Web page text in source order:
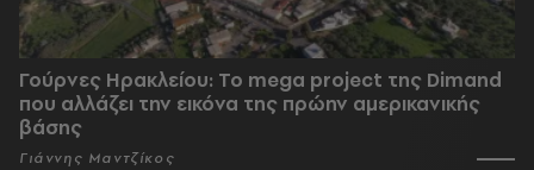
Γούρνες Ηρακλείου: To mega project της Dimand
που αλλάζει την εικόνα της πρώην αμερικανικής
βάσης
Γιάννης Μαντζίκος